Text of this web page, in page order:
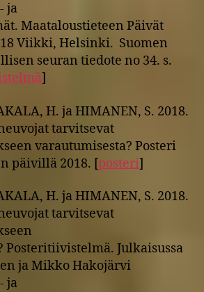
ja
Maataloustieteen Päivät
Viikki, Helsinki. Suomen
seuran tiedote no 34. s.
]
H. ja HIMANEN, S. 2018.
tarvitsevat
varautumisesta? Posteri
päivillä 2018. [posteri]
H. ja HIMANEN, S. 2018.
tarvitsevat
Posteritiivistelmä. Julkaisussa
ja Mikko Hakojärvi
ja